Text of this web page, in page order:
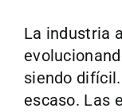
La industria
siendo
escaso. Las